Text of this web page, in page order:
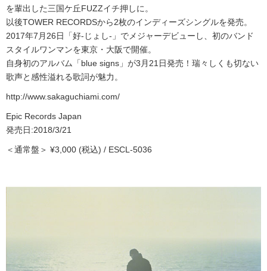
を輩出した三国ケ丘FUZZイチ押しに。
以後TOWER RECORDSから2枚のインディーズシングルを発売。
2017年7月26日「好-じょし-」でメジャーデビューし、初のバンド
スタイルワンマンを東京・大阪で開催。
自身初のアルバム「blue signs」が3月21日発売！瑞々しくも切ない
歌声と感性溢れる歌詞が魅力。
http://www.sakaguchiami.com/
Epic Records Japan
発売日:2018/3/21
＜通常盤＞ ¥3,000 (税込) / ESCL-5036